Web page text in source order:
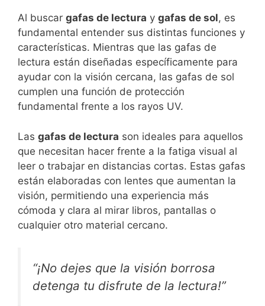
Al buscar gafas de lectura y gafas de sol, es
fundamental entender sus distintas funciones y
características. Mientras que las gafas de
lectura están diseñadas específicamente para
ayudar con la visión cercana, las gafas de sol
cumplen una función de protección
fundamental frente a los rayos UV.
Las gafas de lectura son ideales para aquellos
que necesitan hacer frente a la fatiga visual al
leer o trabajar en distancias cortas. Estas gafas
están elaboradas con lentes que aumentan la
visión, permitiendo una experiencia más
cómoda y clara al mirar libros, pantallas o
cualquier otro material cercano.
“¡No dejes que la visión borrosa
detenga tu disfrute de la lectura!”